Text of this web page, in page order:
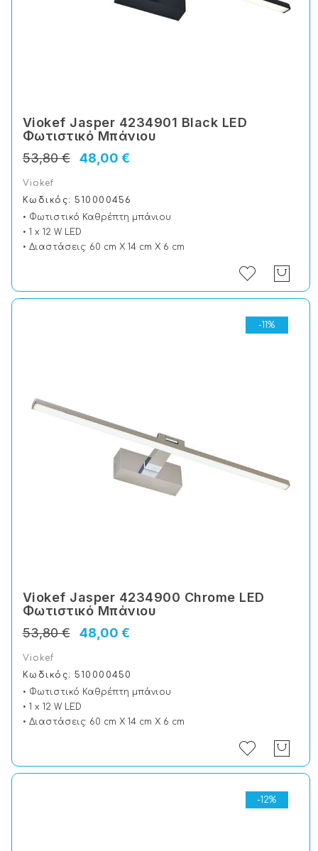
Viokef Jasper 4234901 Black LED
Φωτιστικό Μπάνιου
48,00 €
53,80 €
Viokef
Κωδικός: 510000456
• Φωτιστικό Καθρέπτη μπάνιου
• 1 x 12 W LED
• Διαστάσεις: 60 cm X 14 cm X 6 cm
-11%
Viokef Jasper 4234900 Chrome LED
Φωτιστικό Μπάνιου
48,00 €
53,80 €
Viokef
Κωδικός: 510000450
• Φωτιστικό Καθρέπτη μπάνιου
• 1 x 12 W LED
• Διαστάσεις: 60 cm X 14 cm X 6 cm
-12%